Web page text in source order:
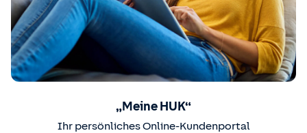
„Meine HUK“
Ihr persönliches Online-Kundenportal